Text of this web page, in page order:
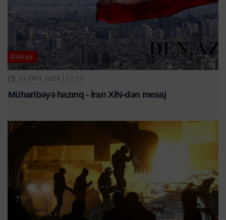
Dünya
13 OKT 2024 | 17:25
Müharibəyə hazırıq - İran XİN-dən mesaj